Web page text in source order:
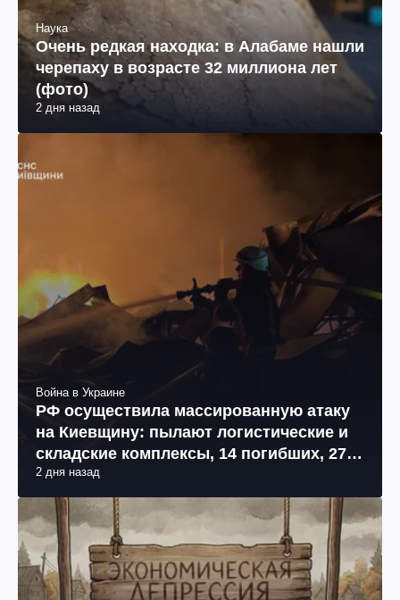
Наука
Очень редкая находка: в Алабаме нашли
черепаху в возрасте 32 миллиона лет
(фото)
2 дня назад
Война в Украине
РФ осуществила массированную атаку
на Киевщину: пылают логистические и
складские комплексы, 14 погибших, 27
раненых (фото, видео)
2 дня назад